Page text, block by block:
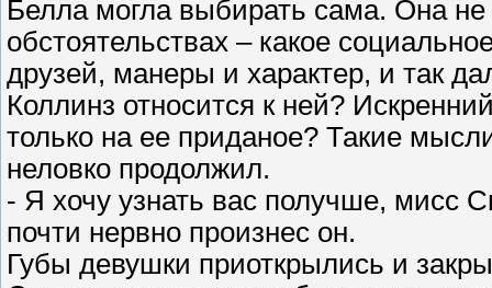
Белла могла выбирать сама. Она
обстоятельствах – какое
друзей, манеры и характер, и так
Коллинз относится к ней?
только на ее приданое? Такие
неловко продолжил.
- Я хочу узнать вас получше, мисс
почти нервно произнес он.
Губы девушки приоткрылись и